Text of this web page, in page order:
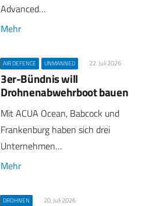
Advanced…
Mehr
AIR DEFENCE UNMANNED 22. Juli 2026
3er-Bündnis will
Drohnenabwehrboot bauen
Mit ACUA Ocean, Babcock und
Frankenburg haben sich drei
Unternehmen…
Mehr
DROHNEN 20. Juli 2026